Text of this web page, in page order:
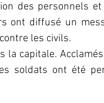
des personnels et
ont diffusé un
les civils.
la capitale.
soldats ont été